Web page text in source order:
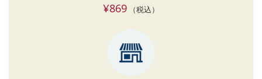
¥869 （税込）